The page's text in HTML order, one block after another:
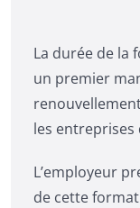
La durée de la
un premier
les entreprises
L’employeur
de cette